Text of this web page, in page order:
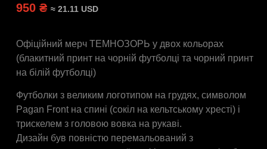
950 ₴ ≈ 21.11 USD
Офіційний мерч ТЕМНОЗОРЬ у двох кольорах
(блакитний принт на чорній футболці та чорний принт
на білій футболці)
Футболки з великим логотипом на грудях, символом
Pagan Front на спині (сокіл на кельтському хресті) і
трискелем з головою вовка на рукаві.
Дизайн був повністю перемальований з